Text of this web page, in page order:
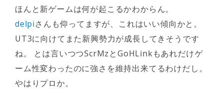
ほんと新ゲームは何が起こるかわからん。
delpiさんも仰ってますが、これはいい傾向かと。
UT3に向けてまた新興勢力が成長してきそうです
ね。 とは言いつつScrMzとGoHLinkもあれだけゲ
ーム性変わったのに強さを維持出来てるわけだし。
やはりプロか。